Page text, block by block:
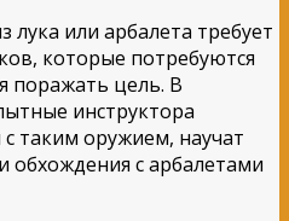
лука или арбалета требует
которые потребуются
поражать цель. В
инструктора
таким оружием, научат
обхождения с арбалетами